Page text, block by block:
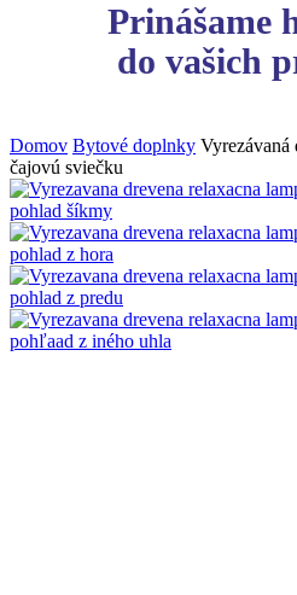
Prinášame
do vašich
Domov Bytové doplnky Vyrezávaná
čajovú sviečku